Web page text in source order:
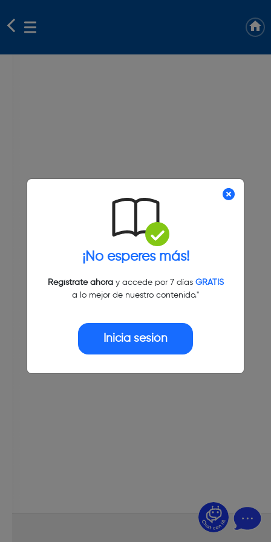
¡No esperes más!
Regístrate ahoray accede por 7 días GRATIS
a lo mejor de nuestro contenido."
Inicia sesión